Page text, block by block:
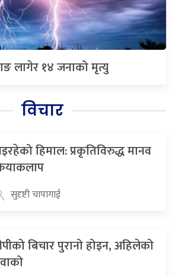
लागेर १४ जनाको मृत्यु
विचार
हिमाल: प्रकृतिविरुद्ध मानव
सुदृष्टी चापागाई
बिचार पुरानो होइन, अहिलेको